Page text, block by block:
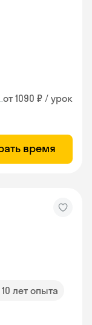
от 1090 ₽ / урок
время
10 лет опыта